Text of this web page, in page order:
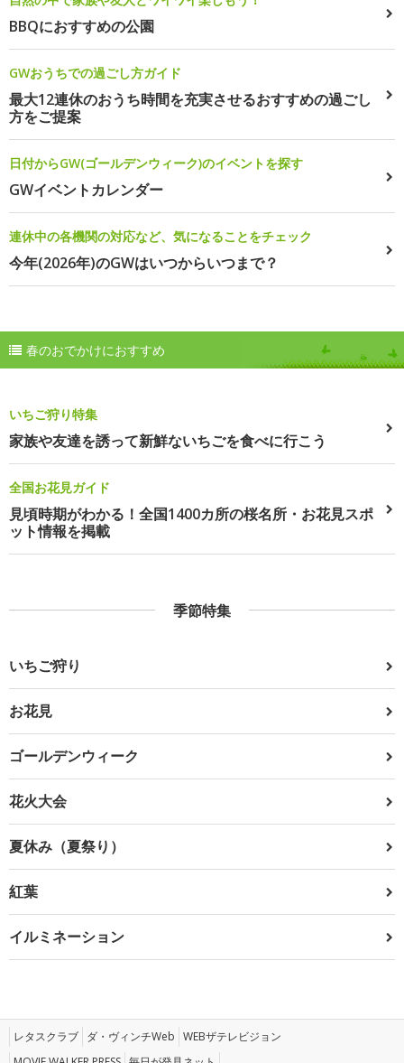
BBQにおすすめの公園
GWおうちでの過ごし方ガイド
最大12連休のおうち時間を充実させるおすすめの過ごし
方をご提案
日付からGW(ゴールデンウィーク)のイベントを探す
GWイベントカレンダー
連休中の各機関の対応など、気になることをチェック
今年(2026年)のGWはいつからいつまで？
春のおでかけにおすすめ
いちご狩り特集
家族や友達を誘って新鮮ないちごを食べに行こう
全国お花見ガイド
見頃時期がわかる！全国1400カ所の桜名所・お花見スポ
ット情報を掲載
季節特集
いちご狩り
お花見
ゴールデンウィーク
花火大会
夏休み（夏祭り）
紅葉
イルミネーション
レタスクラブ ダ・ヴィンチWeb WEBザテレビジョン